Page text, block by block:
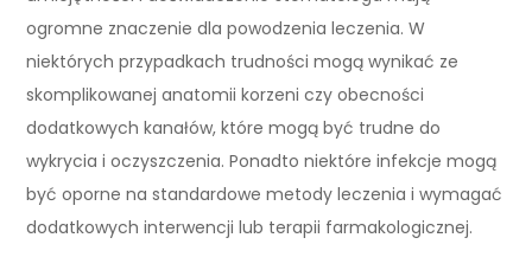
ogromne znaczenie dla powodzenia leczenia. W
niektórych przypadkach trudności mogą wynikać ze
skomplikowanej anatomii korzeni czy obecności
dodatkowych kanałów, które mogą być trudne do
wykrycia i oczyszczenia. Ponadto niektóre infekcje mogą
być oporne na standardowe metody leczenia i wymagać
dodatkowych interwencji lub terapii farmakologicznej.